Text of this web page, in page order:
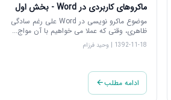
ماکروهای کاربردی در Word - بخش اول
موضوع ماکرو نویسی در Word علی رغم سادگی
ظاهری، وقتی که عملا می خواهیم با آن مواج...
1392-11-18 | وحید فرزام
ادامه مطلب